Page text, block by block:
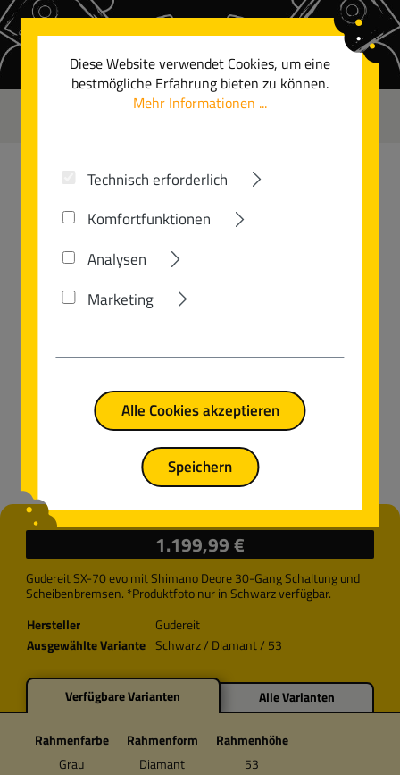
Zum Hauptinhalt springen
SX-70 EVO
Bildergalerie überspringen
1.199,99 €
Gudereit SX-70 evo mit Shimano Deore 30-Gang Schaltung und
Scheibenbremsen. *Produktfoto nur in Schwarz verfügbar.
Hersteller
Gudereit
Ausgewählte Variante Schwarz / Diamant / 53
Verfügbare Varianten Alle Varianten
Rahmenfarbe Rahmenform
Rahmenhöhe
Grau
Diamant
53
Diese Website verwendet Cookies, um eine
bestmögliche Erfahrung bieten zu können.
Mehr Informationen ...
Technisch erforderlich
Komfortfunktionen
Analysen
Marketing
Alle Cookies akzeptieren
Speichern